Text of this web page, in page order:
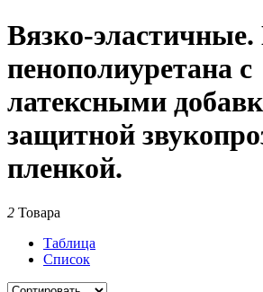
Вязко-эластичные.
пенополиуретана с
латексными
защитной
пленкой.
2 Товара
Таблица
Список